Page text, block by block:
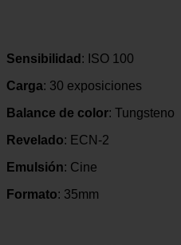
Sensibilidad : ISO 100
Carga: 30 exposiciones
Balance de color: Tungsteno
Revelado: ECN-2
Emulsión: Cine
Formato: 35mm
mientras visitas
nuestro sitio,
aumentas la
posibilidad de
ver contenido y
personalizados.